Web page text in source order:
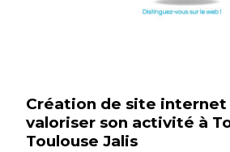
Création de site internet
valoriser son activité à
Toulouse Jalis